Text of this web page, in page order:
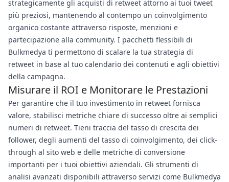
strategicamente gli acquisti di retweet attorno ai tuoi tweet
più preziosi, mantenendo al contempo un coinvolgimento
organico costante attraverso risposte, menzioni e
partecipazione alla community. I pacchetti flessibili di
Bulkmedya ti permettono di scalare la tua strategia di
retweet in base al tuo calendario dei contenuti e agli obiettivi
della campagna.
Misurare il ROI e Monitorare le Prestazioni
Per garantire che il tuo investimento in retweet fornisca
valore, stabilisci metriche chiare di successo oltre ai semplici
numeri di retweet. Tieni traccia del tasso di crescita dei
follower, degli aumenti del tasso di coinvolgimento, dei click-
through al sito web e delle metriche di conversione
importanti per i tuoi obiettivi aziendali. Gli strumenti di
analisi avanzati disponibili attraverso servizi come Bulkmedya